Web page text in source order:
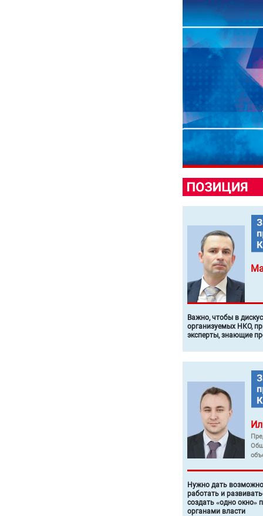
Важно, чтобы в
организуемых НКО,
эксперты, знающие
Нужно дать
работать и
создать «одно окно»
органами власти